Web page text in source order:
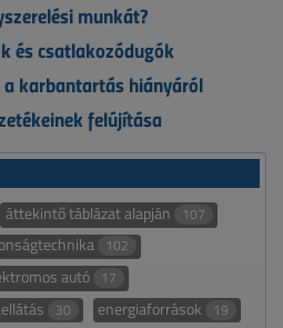
munkát?
és csatlakozódugók
karbantartás hiányáról
felújítása
áttekintő táblázat alapján 107
102
autó 17
30 energiaforrások 19